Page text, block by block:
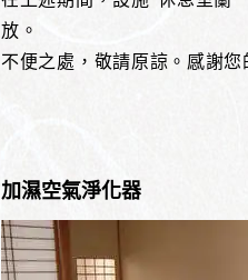
放。
不便之處，敬請原諒。感謝您
加濕空氣淨化器